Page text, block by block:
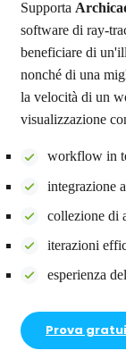
Supporta
software di ray-
beneficiare di
nonché di una
la velocità di un
visualizzazione
workflow in
integrazione
collezione di
iterazioni
esperienza
Prova